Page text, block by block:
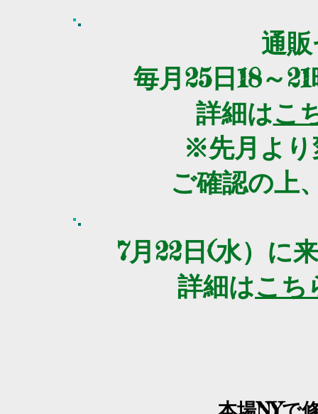
通
毎月25日18～
​詳細はこ
​※先月より
ご確認の上
7月22日(水）に
​詳細はこち